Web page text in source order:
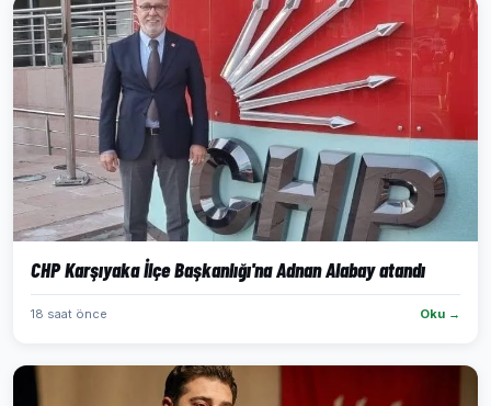
CHP Karşıyaka İlçe Başkanlığı'na Adnan Alabay atandı
18 saat önce Oku →